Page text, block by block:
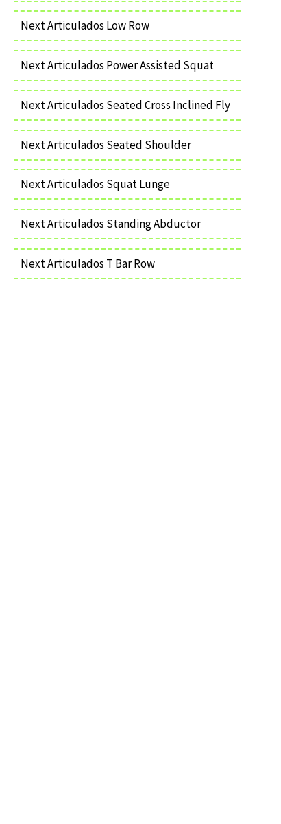
Next Articulados Low Row
Next Articulados Power Assisted Squat
Next Articulados Seated Cross Inclined Fly
Next Articulados Seated Shoulder
Next Articulados Squat Lunge
Next Articulados Standing Abductor
Next Articulados T Bar Row